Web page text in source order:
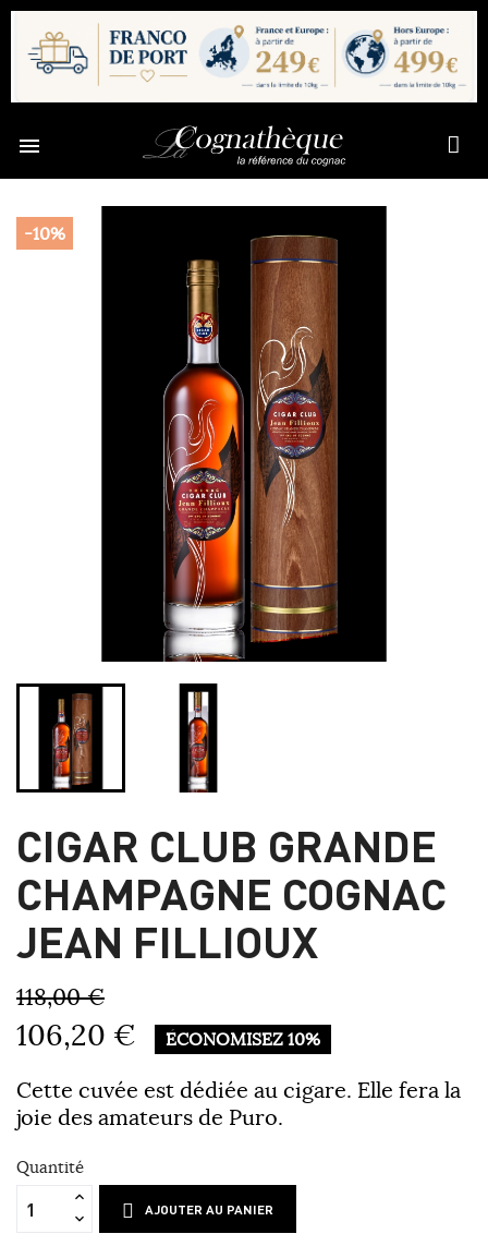

-10%
CIGAR CLUB GRANDE
CHAMPAGNE COGNAC
JEAN FILLIOUX
118,00 €
106,20 € ÉCONOMISEZ 10%
Cette cuvée est dédiée au cigare. Elle fera la
joie des amateurs de Puro.
Quantité
AJOUTER AU PANIER